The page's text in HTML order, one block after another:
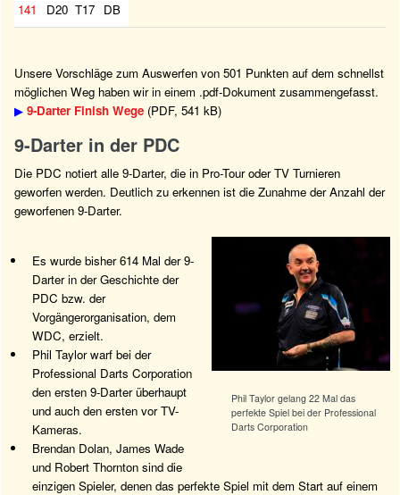
141 D20 T17 DB
Unsere Vorschläge zum Auswerfen von 501 Punkten auf dem schnellst
möglichen Weg haben wir in einem .pdf-Dokument zusammengefasst.
▶ 9-Darter Finish Wege (PDF, 541 kB)
9-Darter in der PDC
Die PDC notiert alle 9-Darter, die in Pro-Tour oder TV Turnieren
geworfen werden. Deutlich zu erkennen ist die Zunahme der Anzahl der
geworfenen 9-Darter.
Phil Taylor gelang 22 Mal das
perfekte Spiel bei der Professional
Darts Corporation
Es wurde bisher 614 Mal der 9-
Darter in der Geschichte der
PDC bzw. der
Vorgängerorganisation, dem
WDC, erzielt.
Phil Taylor warf bei der
Professional Darts Corporation
den ersten 9-Darter überhaupt
und auch den ersten vor TV-
Kameras.
Brendan Dolan, James Wade
und Robert Thornton sind die
einzigen Spieler, denen das perfekte Spiel mit dem Start auf einem